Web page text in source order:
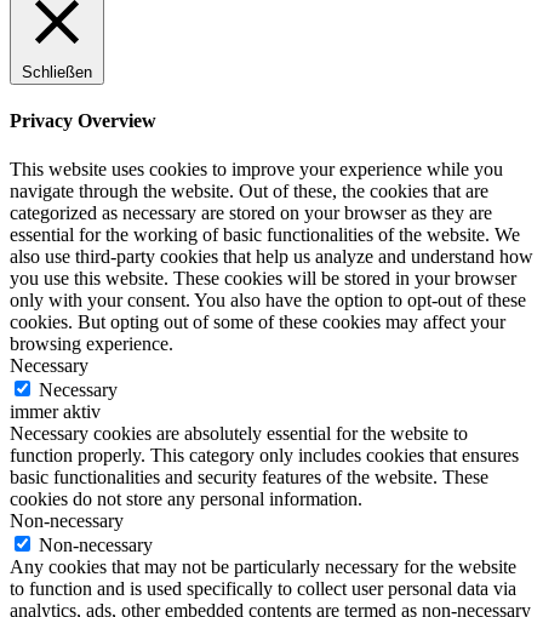
Schließen
Privacy Overview
This website uses cookies to improve your experience while you
navigate through the website. Out of these, the cookies that are
categorized as necessary are stored on your browser as they are
essential for the working of basic functionalities of the website. We
also use third-party cookies that help us analyze and understand how
you use this website. These cookies will be stored in your browser
only with your consent. You also have the option to opt-out of these
cookies. But opting out of some of these cookies may affect your
browsing experience.
Necessary
Necessary
immer aktiv
Necessary cookies are absolutely essential for the website to
function properly. This category only includes cookies that ensures
basic functionalities and security features of the website. These
cookies do not store any personal information.
Non-necessary
Non-necessary
Any cookies that may not be particularly necessary for the website
to function and is used specifically to collect user personal data via
analytics, ads, other embedded contents are termed as non-necessary